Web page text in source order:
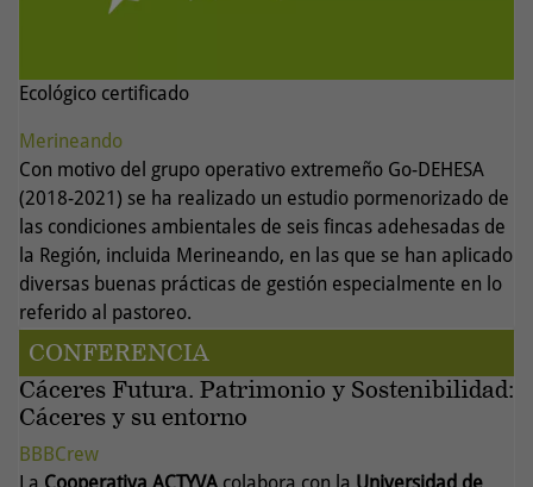
Ecológico certificado
Merineando
Con motivo del grupo operativo extremeño Go-DEHESA
(2018-2021) se ha realizado un estudio pormenorizado de
las condiciones ambientales de seis fincas adehesadas de
la Región, incluida Merineando, en las que se han aplicado
diversas buenas prácticas de gestión especialmente en lo
referido al pastoreo.
CONFERENCIA
Cáceres Futura. Patrimonio y Sostenibilidad:
Cáceres y su entorno
BBBCrew